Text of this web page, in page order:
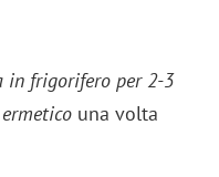
in frigorifero per 2-3
una volta